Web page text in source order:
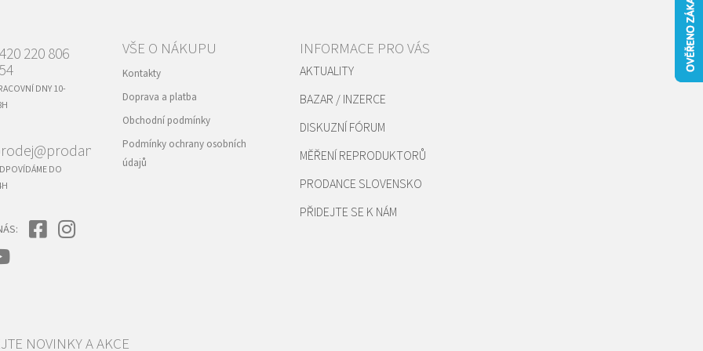
220 806
DNY 10-
DO
VŠE O NÁKUPU
Kontakty
Doprava a platba
Obchodní podmínky
Podmínky ochrany osobních
údajů
INFORMACE PRO VÁS
AKTUALITY
BAZAR / INZERCE
DISKUZNÍ FÓRUM
MĚŘENÍ REPRODUKTORŮ
PRODANCE SLOVENSKO
PŘIDEJTE SE K NÁM